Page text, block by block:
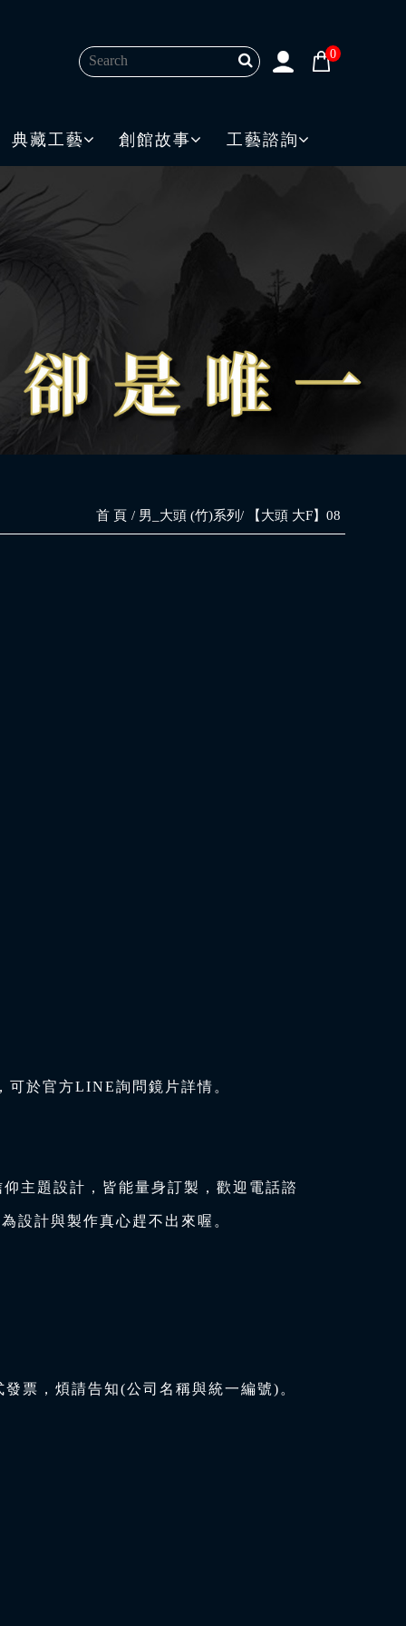
0
典藏工藝 創館故事 工藝諮詢
首 頁 男_大頭 (竹)系列 【大頭 大F】08
可於官方LINE詢問鏡片詳情。
主題設計，皆能量身訂製，歡迎電話諮
設計與製作真心趕不出來喔。
票，煩請告知(公司名稱與統一編號)。